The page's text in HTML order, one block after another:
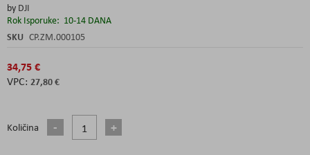
by DJI
Rok Isporuke: 10-14 DANA
SKU CP.ZM.000105
34,75 €
27,80 €
Količina
beginning
of
the